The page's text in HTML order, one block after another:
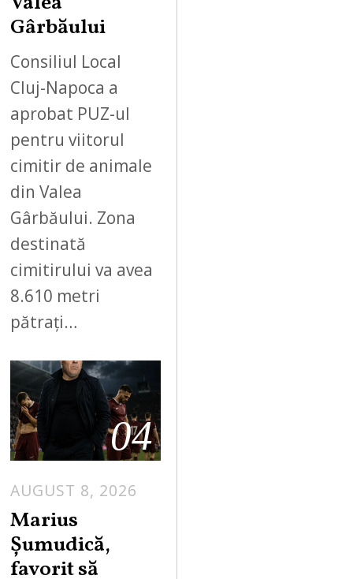
Gârbăului
Consiliul Local
Cluj-Napoca a
aprobat PUZ-ul
pentru viitorul
cimitir de animale
din Valea
Gârbăului. Zona
destinată
cimitirului va avea
8.610 metri
pătrați…
04
AUGUST 8, 2026
Marius
Șumudică,
favorit să